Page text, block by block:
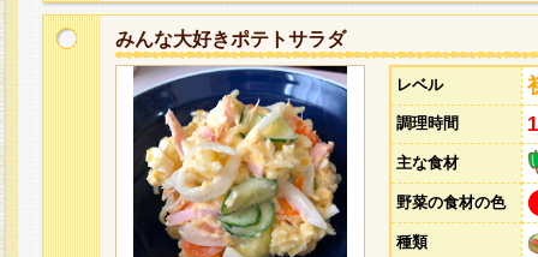
みんな大好きポテトサラダ
レベル
調理時間
主な食材
野菜の食材の色
種類